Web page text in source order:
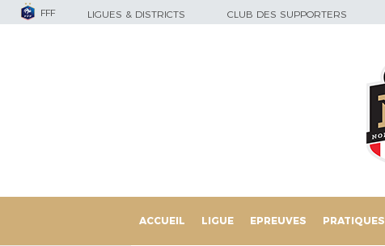
FFF LIGUES & DISTRICTS CLUB DES SUPPORTERS
ACCUEIL LIGUE EPREUVES PRATIQUES